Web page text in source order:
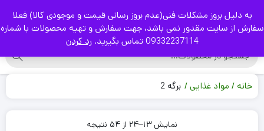
به دلیل بروز مشکلات فنی(عدم بروز رسانی قیمت و موجودی کالا) فعلا
سفارش از سایت مقدور نمی باشد، جهت سفارش و تهیه محصولات با شماره
09332237114 تماس بگیرید.
رد کردن
|
خانه مواد غذایی برگه 2
نمایش 13–24 از 54 نتیجه
Sorted